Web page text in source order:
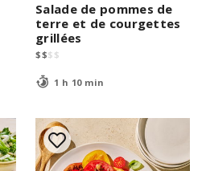
Salade de pommes de
terre et de courgettes
grillées
$$$ $
1 h 10 min